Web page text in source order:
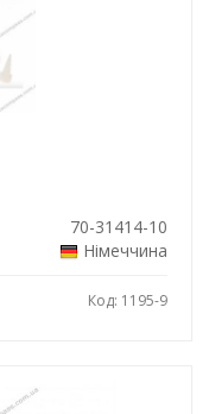
70-31414-10
Німеччина
Код: 1195-9